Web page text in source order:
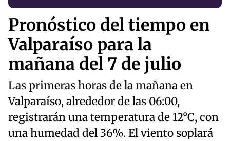
Pronóstico del tiempo en
Valparaíso para la
mañana del 7 de julio
Las primeras horas de la mañana en
Valparaíso, alrededor de las 06:00,
registrarán una temperatura de 12°C, con
una humedad del 36%. El viento soplará